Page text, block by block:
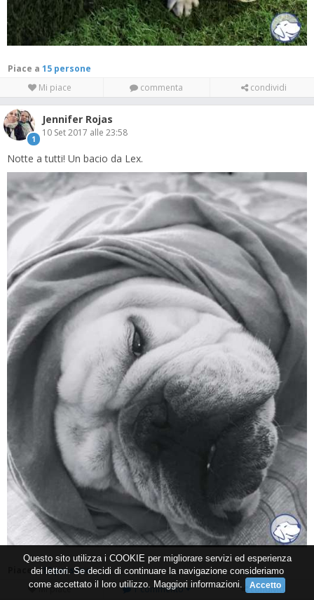
Piace a
15 persone
Mi piace
commenta condividi
1
Jennifer Rojas
10 Set 2017 alle 23:58
Notte a tutti! Un bacio da Lex.
Piace a
12 persone
Mi piace
1 commento condividi
Questo sito utilizza i COOKIE per migliorare servizi ed esperienza
dei lettori. Se decidi di continuare la navigazione consideriamo
come accettato il loro utilizzo. Maggiori informazioni.